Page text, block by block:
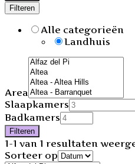
Filteren
Alle categorieën
Landhuis
Area
Slaapkamers
Badkamers
Filteren
1-1 van 1 resultaten
Sorteer op